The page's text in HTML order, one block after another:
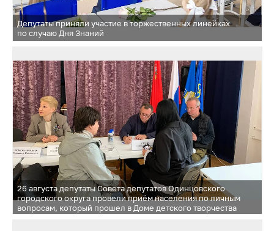
Депутаты приняли участие в торжественных линейках
по случаю Дня Знаний
26 августа депутаты Совета депутатов Одинцовского
городского округа провели приём населения по личным
вопросам, который прошел в Доме детского творчества